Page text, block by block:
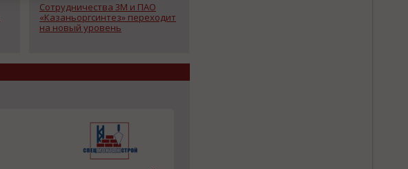
Сотрудничества 3М и ПАО
«Казаньоргсинтез» переходит
на новый уровень